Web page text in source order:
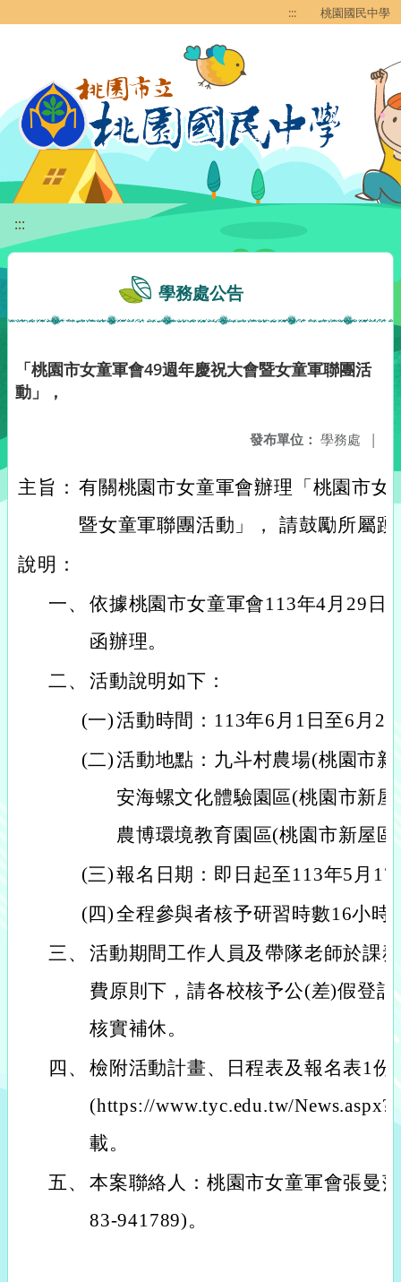
::: 桃園國民中學
:::
學務處公告
「桃園市女童軍會49週年慶祝大會暨女童軍聯團活
動」，
發布單位： 學務處 |
主旨： 有關桃園市女童軍會辦理「桃園市女
暨女童軍聯團活動」， 請鼓勵所屬
說明：
一、 依據桃園市女童軍會113年4月29日
函辦理。
二、 活動說明如下：
(一)活動時間：113年6月1日至6月2
(二)活動地點：九斗村農場(桃園市
安海螺文化體驗園區(桃園市新
農博環境教育園區(桃園市新屋
(三)報名日期：即日起至113年5月
(四)全程參與者核予研習時數16小時
三、 活動期間工作人員及帶隊老師於課
費原則下，請各校核予公(差)假登
核實補休。
四、 檢附活動計畫、日程表及報名表1
(https://www.tyc.edu.tw/
載。
五、 本案聯絡人：桃園市女童軍會張曼
83-941789)。